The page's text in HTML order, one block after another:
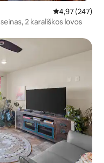
Vidutinis
4,97 (247)
2 karališkos lovos